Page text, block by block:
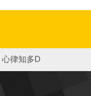
心律知多D